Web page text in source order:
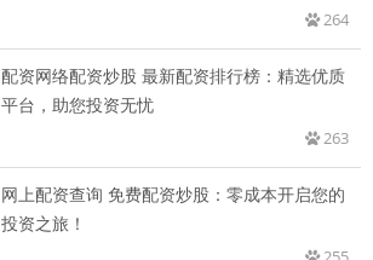
264
配资网络配资炒股 最新配资排行榜：精选优质
平台，助您投资无忧
263
网上配资查询 免费配资炒股：零成本开启您的
投资之旅！